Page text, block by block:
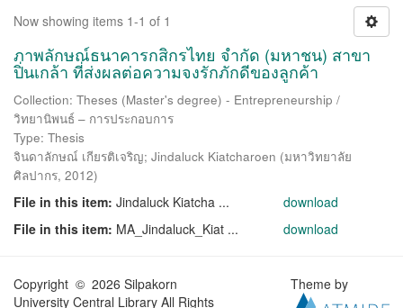
Now showing items 1-1 of 1
ภาพลักษณ์ธนาคารกสิกรไทย จำกัด (มหาชน) สาขา
ปิ่นเกล้า ที่ส่งผลต่อความจงรักภักดีของลูกค้า
Collection: Theses (Master's degree) - Entrepreneurship /
วิทยานิพนธ์ – การประกอบการ
Type: Thesis
จินดาลักษณ์ เกียรติเจริญ; Jindaluck Kiatcharoen (มหาวิทยาลัย
ศิลปากร, 2012)
File in this item: Jindaluck Kiatcha ...
download
File in this item: MA_Jindaluck_Kiat ... download
Copyright © 2026 Silpakorn
University Central Library All Rights
Theme by